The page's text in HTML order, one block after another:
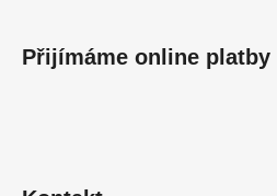
Přijímáme online platby